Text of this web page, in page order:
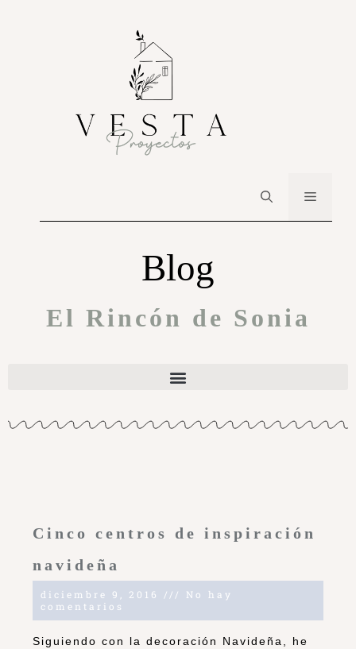
Blog
El Rincón de Sonia
Cinco centros de inspiración
navideña
diciembre 9, 2016
No hay
comentarios
Siguiendo con la decoración Navideña, he